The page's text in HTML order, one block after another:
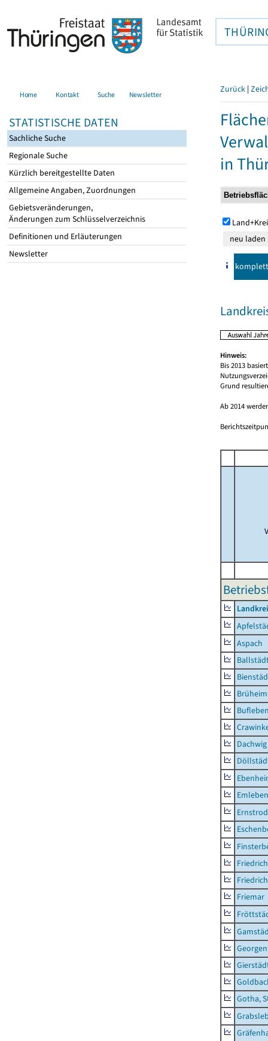
Home Kontakt Suche Newsletter
STATISTISCHE DATEN
Sachliche Suche
Regionale Suche
Kürzlich bereitgestellte Daten
Allgemeine Angaben, Zuordnungen
Gebietsveränderungen,
Änderungen zum Schlüsselverzeichnis
Definitionen und Erläuterungen
Newsletter
Zurück |
in
komplett
Hinweis:
Bis 2013
Grund
Ab 2014
Aspach
Brüheim
Dachwig
Emleben
Friemar
Gotha,